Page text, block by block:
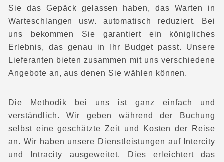
Sie das Gepäck gelassen haben, das Warten in
Warteschlangen usw. automatisch reduziert. Bei
uns bekommen Sie garantiert ein königliches
Erlebnis, das genau in Ihr Budget passt. Unsere
Lieferanten bieten zusammen mit uns verschiedene
Angebote an, aus denen Sie wählen können.
Die Methodik bei uns ist ganz einfach und
verständlich. Wir geben während der Buchung
selbst eine geschätzte Zeit und Kosten der Reise
an. Wir haben unsere Dienstleistungen auf Intercity
und Intracity ausgeweitet. Dies erleichtert das